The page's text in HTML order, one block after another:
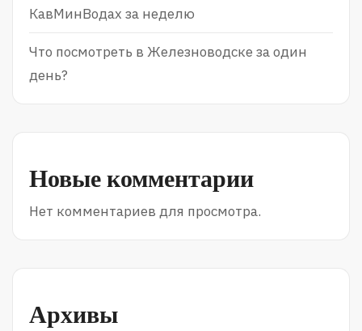
КавМинВодах за неделю
Что посмотреть в Железноводске за один
день?
Новые комментарии
Нет комментариев для просмотра.
Архивы